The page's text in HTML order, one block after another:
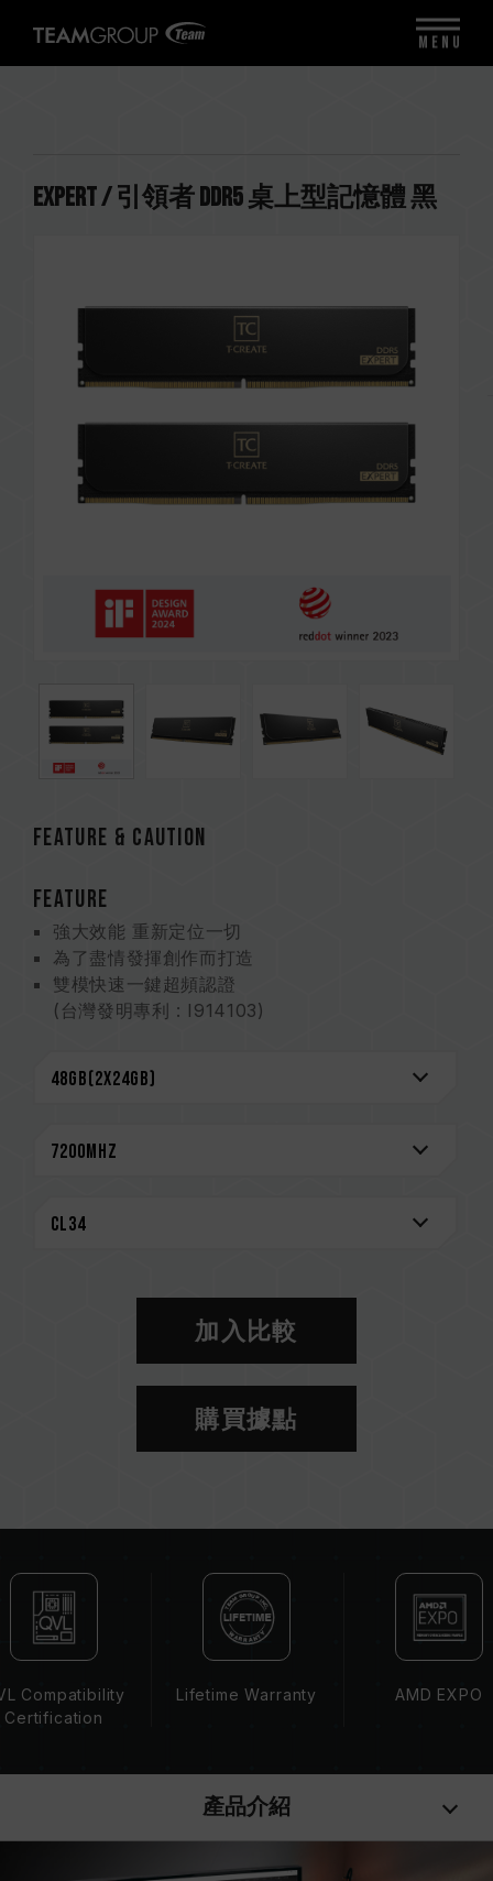
EXPERT / 引領者 DDR5 桌上型記憶體 黑
FEATURE & CAUTION
FEATURE
強大效能 重新定位一切
為了盡情發揮創作而打造
雙模快速一鍵超頻認證
(台灣發明專利 : I914103)
終身保固安心創作
CAUTION
選購記憶體產品前，請先參考主機板品牌的 QVL
而成。若混合使用不同套裝的記憶體，將可能導致
系統不穩定或不開機。
CPU 記憶體控制器(IMC)的體質以及當前使用的
主機板 BIOS 版本皆可能會影響記憶體運作頻率。
憶體將以 SPD 預設頻率（JEDEC 標準）運行，
產品瑕疵。
XMP 3.0 / EXPO 需由使用者手動啟用，部分主
機板可能無法達到標示頻率，最終運行頻率受限於
系統設定。
JEDEC 標準規範，可能影響系統穩定性。若因超
請確認您的主機板與處理器支援對應的超頻技術
（XMP / EXPO），否則記憶體可能無法達到標示
加入比較
購買據點
Compatibility
Certification
Lifetime Warranty AMD EXPO
產品介紹
MENU